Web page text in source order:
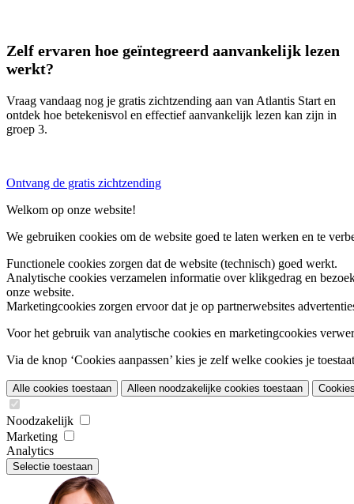
Zelf ervaren hoe geïntegreerd aanvankelijk lezen
werkt?
Vraag vandaag nog je gratis zichtzending aan van Atlantis Start en
ontdek hoe betekenisvol en effectief aanvankelijk lezen kan zijn in
groep 3.
Ontvang de gratis zichtzending
Welkom op onze website!
We gebruiken cookies om de website goed te laten werken en te
Functionele cookies zorgen dat de website (technisch) goed werkt.
Analytische cookies verzamelen informatie over klikgedrag en
onze website.
Marketingcookies zorgen ervoor dat je op partnerwebsites
Voor het gebruik van analytische cookies en marketingcookies
Via de knop ‘Cookies aanpassen’ kies je zelf welke cookies je
Alle cookies toestaan Alleen noodzakelijke cookies toestaan
Noodzakelijk
Marketing
Analytics
Selectie toestaan